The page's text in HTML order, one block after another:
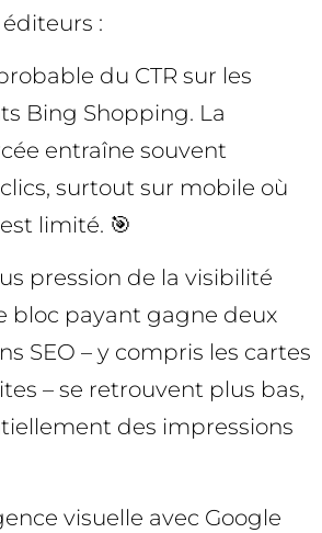
:
du CTR sur les
Bing Shopping. La
entraîne souvent
surtout sur mobile où
limité. 🎯
pression de la visibilité
bloc payant gagne deux
SEO – y compris les cartes
– se retrouvent plus bas,
des impressions
visuelle avec Google